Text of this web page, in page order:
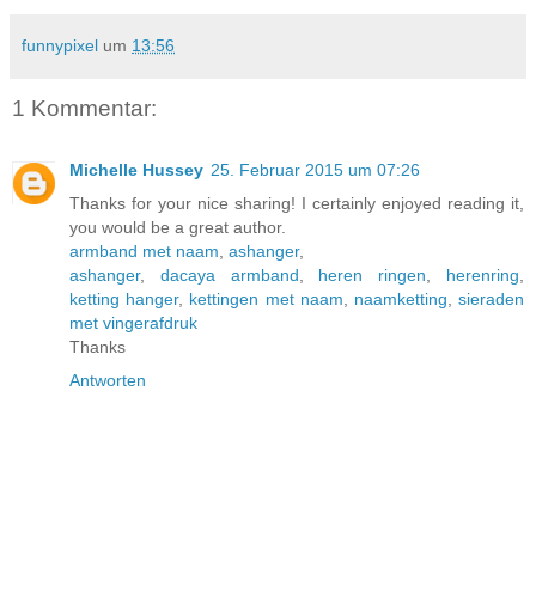
funnypixel um 13:56
1 Kommentar:
Michelle Hussey 25. Februar 2015 um 07:26
Thanks for your nice sharing! I certainly enjoyed reading it,
you would be a great author.
armband met naam ashanger,
ashanger, dacaya armband heren ringen herenring
ketting hanger, kettingen met naam naamketting ,sieraden
met vingerafdruk
Thanks
Antworten